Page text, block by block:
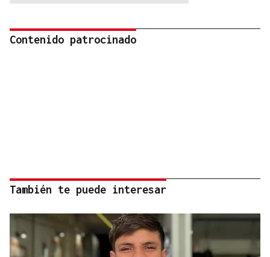
Contenido patrocinado
También te puede interesar